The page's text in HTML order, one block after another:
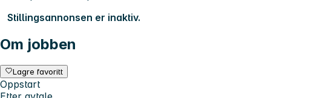
Stillingsannonsen er inaktiv.
Om jobben
Lagre favoritt
Oppstart